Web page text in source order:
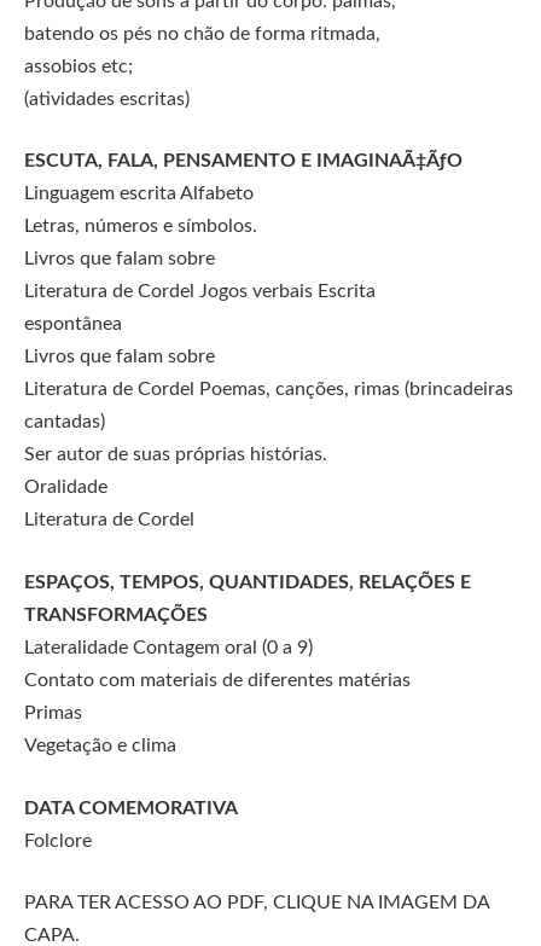
batendo os pés no chão de forma ritmada,
assobios etc;
(atividades escritas)
ESCUTA, FALA, PENSAMENTO E IMAGINAÃ‡ÃƒO
Linguagem escrita Alfabeto
Letras, números e símbolos.
Livros que falam sobre
Literatura de Cordel Jogos verbais Escrita
espontânea
Livros que falam sobre
Literatura de Cordel Poemas, canções, rimas (brincadeiras
cantadas)
Ser autor de suas próprias histórias.
Oralidade
Literatura de Cordel
ESPAÇOS, TEMPOS, QUANTIDADES, RELAÇÕES E
TRANSFORMAÇÕES
Lateralidade Contagem oral (0 a 9)
Contato com materiais de diferentes matérias
Primas
Vegetação e clima
DATA COMEMORATIVA
Folclore
PARA TER ACESSO AO PDF, CLIQUE NA IMAGEM DA
CAPA.